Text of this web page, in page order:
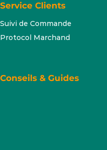
Service Clients
Suivi de Commande
Protocol Marchand
Conseils & Guides